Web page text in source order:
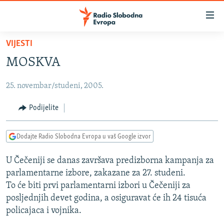
Pređite
glavni
Pređite
Pređite
pretragu
SRBIJA
KOSOVO
VIZUELNO
VIDEO
FOTOGALERIJE
INFOGRAFIKE
PODCASTI
RAT U UKRAJINI
KINA NA BALKANU
RSE PRIČE IZ SVIJETA
VIJESTI
MOSKVA
25. novembar/studeni, 2005.
Podijelite
Dodajte Radio Slobodna Evropa u vaš Google izvor
U Čečeniji se danas završava predizborna kampanja za
parlamentarne izbore, zakazane za 27. studeni.
To će biti prvi parlamentarni izbori u Čečeniji za
posljednjih devet godina, a osiguravat će ih 24 tisuća
policajaca i vojnika.